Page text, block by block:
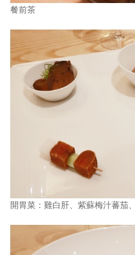
餐前茶
開胃菜：雞白肝、紫蘇梅汁蕃茄